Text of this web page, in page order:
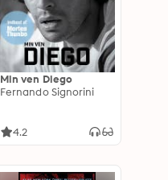
Min ven Diego
Fernando Signorini
4.2